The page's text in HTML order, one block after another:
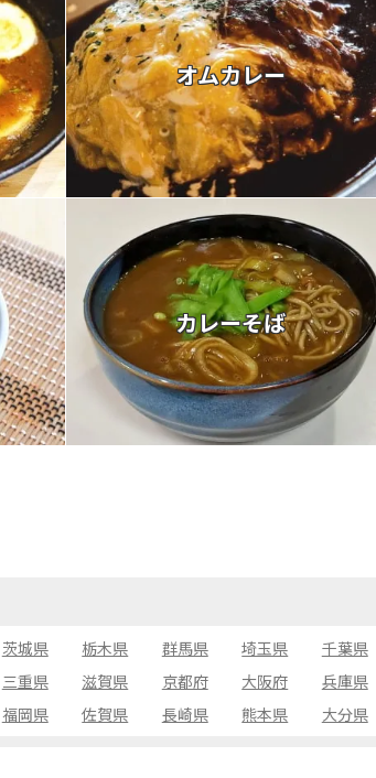
オムカレー
カレーそば
茨城県 栃木県 群馬県 埼玉県 千葉県
三重県 滋賀県 京都府 大阪府 兵庫県
福岡県 佐賀県 長崎県 熊本県 大分県